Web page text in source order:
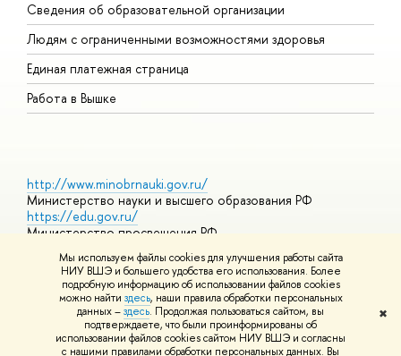
Мы используем файлы cookies для улучшения работы сайта
НИУ ВШЭ и большего удобства его использования. Более
подробную информацию об использовании файлов cookies
можно найти здесь, наши правила обработки персональных
данных –здесь. Продолжая пользоваться сайтом, вы
подтверждаете, что были проинформированы об
использовании файлов cookies сайтом НИУ ВШЭ и согласны
с нашими правилами обработки персональных данных. Вы
✖
Сведения об образовательной организации
Людям с ограниченными возможностями здоровья
Единая платежная страница
Работа в Вышке
http://www.minobrnauki.gov.ru/
Министерство науки и высшего образования РФ
https://edu.gov.ru/
Министерство просвещения РФ
https://elearning.hse.ru/mooc
Массовые открытые онлайн-курсы
© НИУ ВШЭ 1993–2026 Адреса и контактыУсловия
использования материалов Политика конфиденциальности